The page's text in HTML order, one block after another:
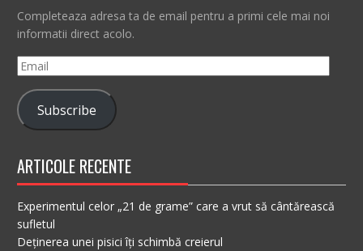
Completeaza adresa ta de email pentru a primi cele mai noi
informatii direct acolo.
Email
Subscribe
ARTICOLE RECENTE
Experimentul celor „21 de grame” care a vrut să cântărească
sufletul
Deținerea unei pisici îți schimbă creierul